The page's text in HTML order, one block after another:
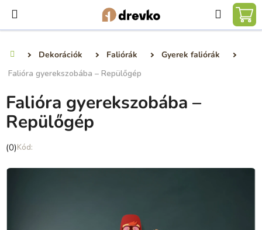
fő
Dekorációk Faliórák
Gyerek faliórák
Falióra gyerekszobába – Repülőgép
Falióra gyerekszobába –
Repülőgép
A
átlagos
(0)